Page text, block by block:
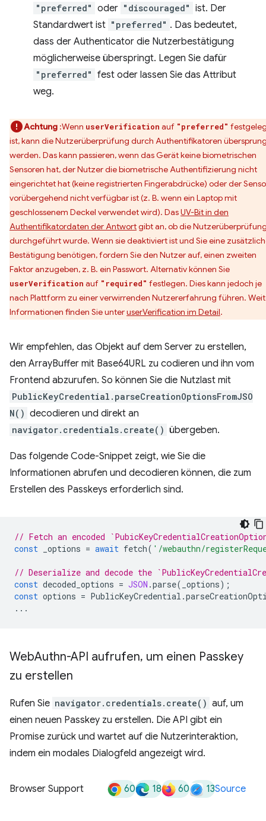
"preferred" oder "discouraged" ist. Der
Standardwert ist "preferred" . Das bedeutet,
dass der Authenticator die Nutzerbestätigung
möglicherweise überspringt. Legen Sie dafür
"preferred" fest oder lassen Sie das Attribut
weg.
Achtung :Wenn userVerification auf "preferred"
ist, kann die Nutzerüberprüfung durch Authentifikatoren
werden. Das kann passieren, wenn das Gerät keine biometrischen
Sensoren hat, der Nutzer die biometrische Authentifizierung nicht
eingerichtet hat (keine registrierten Fingerabdrücke) oder der
vorübergehend nicht verfügbar ist (z. B. wenn ein Laptop mit
geschlossenem Deckel verwendet wird). DasUV-Bit in den
Authentifikatordaten der Antwortgibt an, ob die
durchgeführt wurde. Wenn sie deaktiviert ist und Sie eine
Bestätigung benötigen, fordern Sie den Nutzer auf, einen zweiten
Faktor anzugeben, z. B. ein Passwort. Alternativ können Sie
userVerification auf "required" festlegen. Dies kann jedoch je
nach Plattform zu einer verwirrenden Nutzererfahrung führen.
Informationen finden Sie unteruserVerification im Detail.
Wir empfehlen, das Objekt auf dem Server zu erstellen,
den ArrayBuffer mit Base64URL zu codieren und ihn vom
Frontend abzurufen. So können Sie die Nutzlast mit
PublicKeyCredential.parseCreationOptionsFromJSO
N() decodieren und direkt an
navigator.credentials.create() übergeben.
Das folgende Code-Snippet zeigt, wie Sie die
Informationen abrufen und decodieren können, die zum
Erstellen des Passkeys erforderlich sind.
// Fetch an encoded
const
_options = await fetch( '/webauthn/
// Deserialize and decode the
const decoded_options = JSON .parse( _options);
const options = PublicKeyCredential .
...
WebAuthn-API aufrufen, um einen Passkey
zu erstellen
Rufen Sie navigator.credentials.create() auf, um
einen neuen Passkey zu erstellen. Die API gibt ein
Promise zurück und wartet auf die Nutzerinteraktion,
indem ein modales Dialogfeld angezeigt wird.
Browser Support 60 18 60 13Source